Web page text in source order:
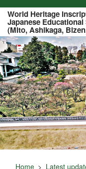
Of this page to text
World Heritage
Japanese Educational
(Mito, Ashikaga,
Home
Latest